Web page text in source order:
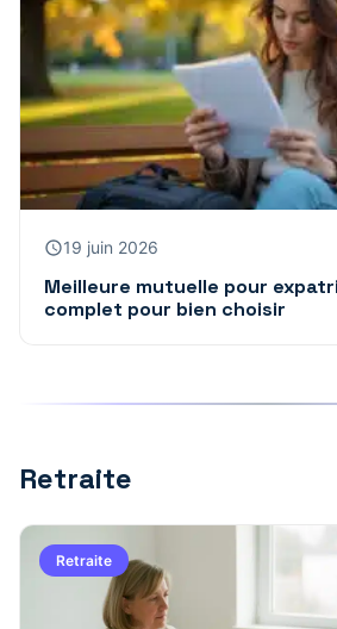
19 juin 2026
Meilleure mutuelle pour
complet pour bien choisir
Retraite
Retraite